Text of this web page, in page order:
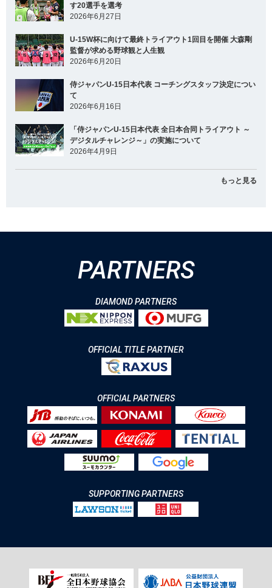
す20選手を選考
2026年6月27日
U-15W杯に向けて最終トライアウト1回目を開催 大森剛
監督が求める野球観と人生観
2026年6月20日
侍ジャパンU-15日本代表 コーチングスタッフ決定につい
て
2026年6月16日
「侍ジャパンU-15日本代表 全日本合同トライアウト ～
デジタルチャレンジ～」の実施について
2026年4月9日
もっと見る
PARTNERS
DIAMOND PARTNERS
OFFICIAL TITLE PARTNER
OFFICIAL PARTNERS
SUPPORTING PARTNERS